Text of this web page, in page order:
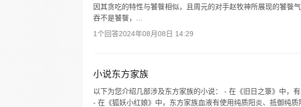
因其贪吃的特性与饕餮相似，且周元的对手赵牧神所展现的饕餮
吞不是饕餮，...
1个回答2024年08月08日 14:29
小说东方家族
以下为您介绍几部涉及东方家族的小说： - 在《旧日之箓》中，
- 在《狐妖小红娘》中，东方家族血液有使用纯质阳炎、抵御纯